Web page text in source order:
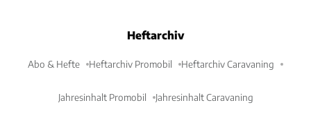
Heftarchiv
Abo & Hefte Heftarchiv Promobil Heftarchiv Caravaning
Jahresinhalt Promobil Jahresinhalt Caravaning